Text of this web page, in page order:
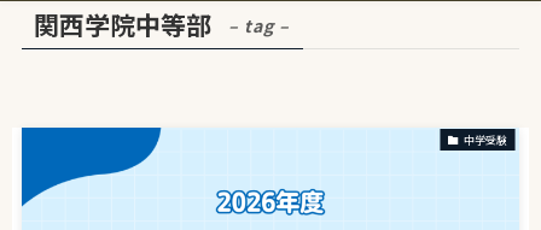
関西学院中等部 – tag –
中学受験